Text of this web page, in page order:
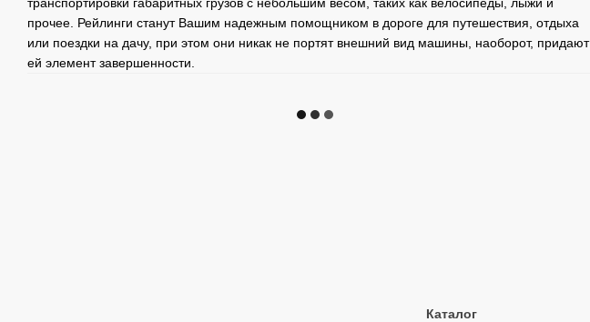
транспортировки габаритных грузов с небольшим весом, таких как велосипеды, лыжи и
прочее. Рейлинги станут Вашим надежным помощником в дороге для путешествия, отдыха
или поездки на дачу, при этом они никак не портят внешний вид машины, наоборот, придают
ей элемент завершенности.
Каталог